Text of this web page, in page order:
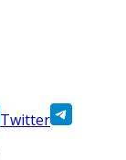
Twitter